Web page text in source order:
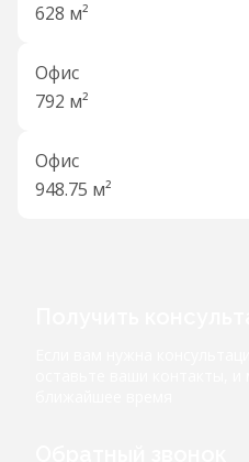
628 м²
Офис
792 м²
Офис
948.75 м²